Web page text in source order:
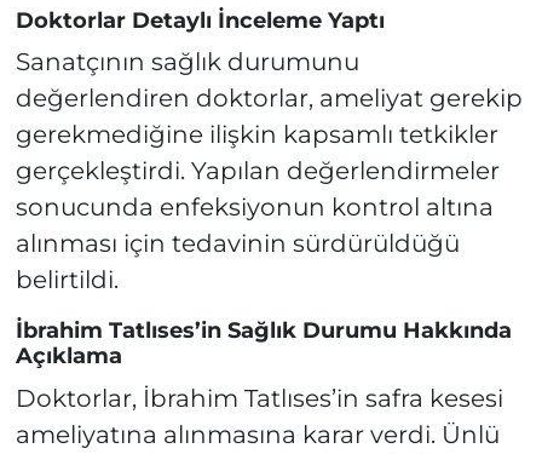
Doktorlar Detaylı İnceleme Yaptı
Sanatçının sağlık durumunu
değerlendiren doktorlar, ameliyat gerekip
gerekmediğine ilişkin kapsamlı tetkikler
gerçekleştirdi. Yapılan değerlendirmeler
sonucunda enfeksiyonun kontrol altına
alınması için tedavinin sürdürüldüğü
belirtildi.
İbrahim Tatlıses’in Sağlık Durumu Hakkında
Açıklama
Doktorlar, İbrahim Tatlıses’in safra kesesi
ameliyatına alınmasına karar verdi. Ünlü